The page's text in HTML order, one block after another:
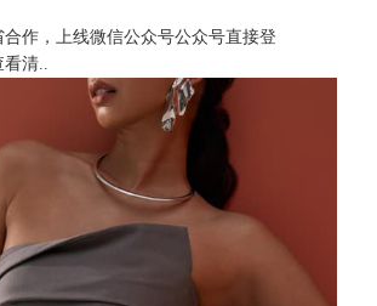
作，上线微信公众号公众号直接登
看清..